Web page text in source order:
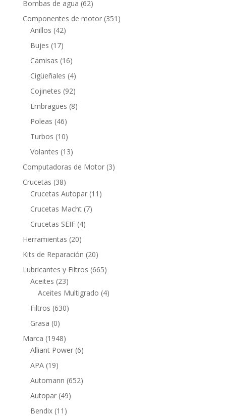
Bombas de agua 6262
productos
Componentes de motor 351 351
Anillos 4242
Bujes 1717
productos
Camisas 1616
productos
Cigüeñales 44
productos
Cojinetes 9292
productos
Embragues 88
Poleas 4646
productos
Turbos 1010
productos
Volantes 1313
productos
Computadoras de Motor 33
Crucetas 3838
productos
Crucetas Autopar 11 11
Crucetas Macht 77
Crucetas SEIF 44
Herramientas 2020
productos
Kits de Reparación 2020
productos
Lubricantes y Filtros 665665
Aceites 2323
productos
Aceites Multigrado 44
Filtros 630630
Grasa 00
productos
Marca 19481948
productos
Alliant Power 66
APA 1919
productos
Automann 652652
Autopar 4949
Bendix 11 11